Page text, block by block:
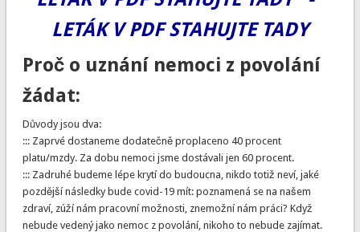
LETÁK V PDF STAHUJTE TADY
Proč o uznání nemoci z povolání
žádat:
Důvody jsou dva:
::: Zaprvé dostaneme dodatečně proplaceno 40 procent
platu/mzdy. Za dobu nemoci jsme dostávali jen 60 procent.
::: Zadruhé budeme lépe krytí do budoucna, nikdo totiž neví, jaké
pozdější následky bude covid-19 mít: poznamená se na našem
zdraví, zúží nám pracovní možnosti, znemožní nám práci? Když
nebude vedený jako nemoc z povolání, nikoho to nebude zajímat.